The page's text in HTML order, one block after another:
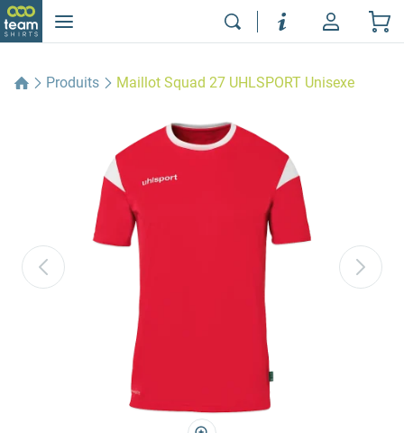
Produits Maillot Squad 27 UHLSPORT Unisexe